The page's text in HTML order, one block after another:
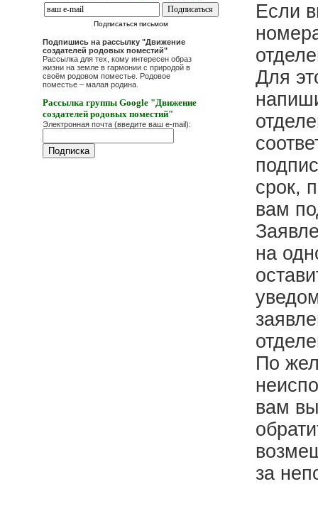
Подписаться письмом
Подпишись на рассылку "Движение
создателей родовых поместий"
Рассылка для тех, кому интересен образ
жизни на земле в гармонии с природой в
своём родовом поместье. Родовое
поместье – малая родина.
Рассылка группы Google "Движение
создателей родовых поместий"
Электронная почта (введите ваш e-mail):
Если
Для
срок,
вам
на
По
вам
за